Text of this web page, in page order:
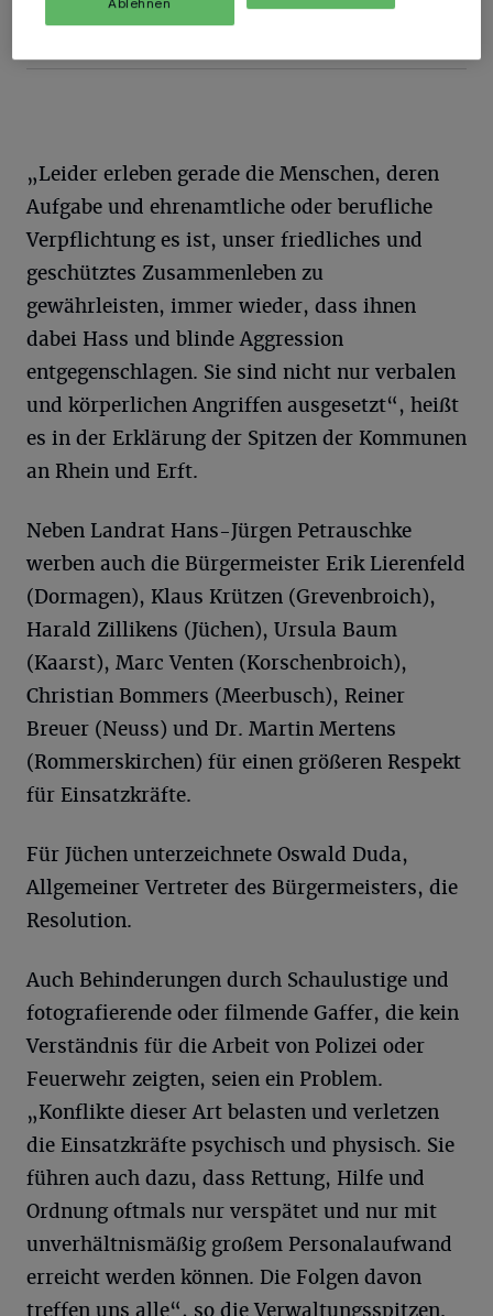
"Blaulicht-Resolution" Respekt vor Einsatzkräften.
Foto: RKN
„Leider erleben gerade die Menschen, deren
Aufgabe und ehrenamtliche oder berufliche
Verpflichtung es ist, unser friedliches und
geschütztes Zusammenleben zu
gewährleisten, immer wieder, dass ihnen
dabei Hass und blinde Aggression
entgegenschlagen. Sie sind nicht nur verbalen
und körperlichen Angriffen ausgesetzt“, heißt
es in der Erklärung der Spitzen der Kommunen
an Rhein und Erft.
Neben Landrat Hans-Jürgen Petrauschke
werben auch die Bürgermeister Erik Lierenfeld
(Dormagen), Klaus Krützen (Grevenbroich),
Harald Zillikens (Jüchen), Ursula Baum
(Kaarst), Marc Venten (Korschenbroich),
Christian Bommers (Meerbusch), Reiner
Breuer (Neuss) und Dr. Martin Mertens
(Rommerskirchen) für einen größeren Respekt
für Einsatzkräfte.
Für Jüchen unterzeichnete Oswald Duda,
Allgemeiner Vertreter des Bürgermeisters, die
Resolution.
Auch Behinderungen durch Schaulustige und
fotografierende oder filmende Gaffer, die kein
Verständnis für die Arbeit von Polizei oder
Feuerwehr zeigten, seien ein Problem.
„Konflikte dieser Art belasten und verletzen
die Einsatzkräfte psychisch und physisch. Sie
führen auch dazu, dass Rettung, Hilfe und
Ordnung oftmals nur verspätet und nur mit
unverhältnismäßig großem Personalaufwand
erreicht werden können. Die Folgen davon
treffen uns alle“, so die Verwaltungsspitzen.
Ablehnen